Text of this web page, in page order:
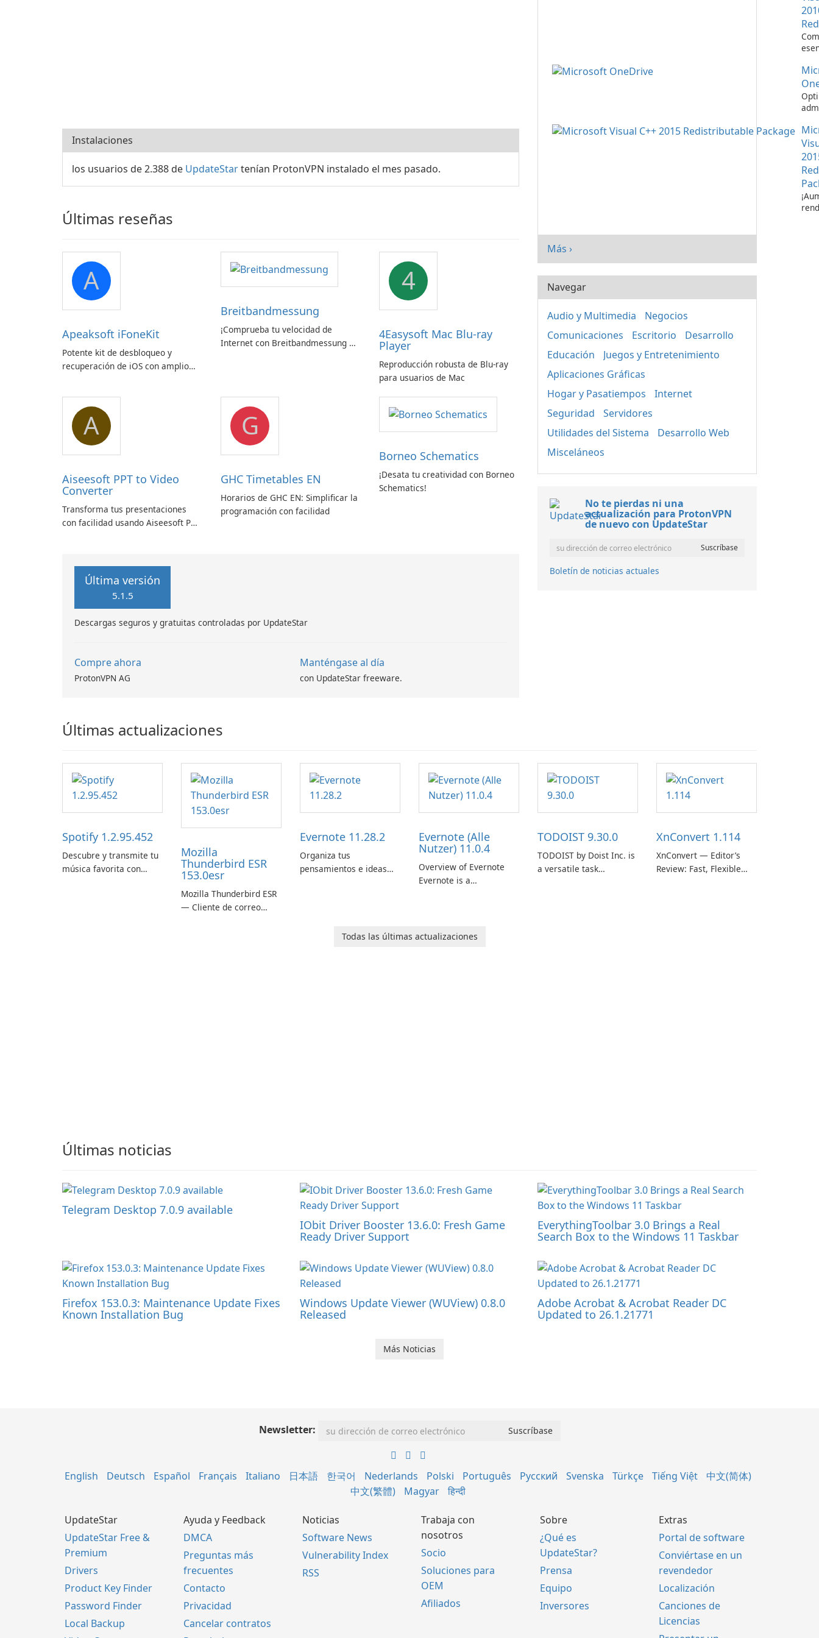
Instalaciones
los usuarios de 2.388 de UpdateStartenían ProtonVPN instalado el mes pasado.
Últimas reseñas
A
Apeaksoft iFoneKit
Potente kit de desbloqueo y
recuperación de iOS con amplio
Breitbandmessung
¡Comprueba tu velocidad de
Internet con Breitbandmessung de
4
4Easysoft Mac Blu-ray
Player
Reproducción robusta de Blu-ray
para usuarios de Mac
A
Aiseesoft PPT to Video
Converter
Transforma tus presentaciones
con facilidad usando Aiseesoft PPT
G
GHC Timetables EN
Horarios de GHC EN: Simplificar la
programación con facilidad
Borneo Schematics
¡Desata tu creatividad con Borneo
Schematics!
Última versión
5.1.5
Descargas seguros y gratuitas controladas por UpdateStar
Compre ahora
ProtonVPN AG
Manténgase al día
con UpdateStar freeware.
Más ›
Navegar
Audio y Multimedia
Negocios
Comunicaciones
Escritorio
Desarrollo
Educación
Juegos y Entretenimiento
Aplicaciones Gráficas
Hogar y Pasatiempos
Internet
Seguridad
Servidores
Utilidades del Sistema
Desarrollo Web
Misceláneos
No te pierdas ni una
actualización para ProtonVPN
de nuevo con UpdateStar
Boletín de noticias actuales
Últimas actualizaciones
Spotify 1.2.95.452
Descubre y transmite tu
música favorita con
Mozilla
Thunderbird ESR
153.0esr
Mozilla Thunderbird ESR
— Cliente de correo
Evernote 11.28.2
Organiza tus
pensamientos e ideas
Evernote (Alle
Nutzer) 11.0.4
Overview of Evernote
Evernote is a
help users capture,
TODOIST 9.30.0
TODOIST by Doist Inc. is
a versatile task
XnConvert 1.114
XnConvert — Editor’s
Review: Fast, Flexible
Todas las últimas actualizaciones
Últimas noticias
Telegram Desktop 7.0.9 available
IObit Driver Booster 13.6.0: Fresh Game
Ready Driver Support
EverythingToolbar 3.0 Brings a Real
Search Box to the Windows 11 Taskbar
Firefox 153.0.3: Maintenance Update Fixes
Known Installation Bug
Windows Update Viewer (WUView) 0.8.0
Released
Adobe Acrobat & Acrobat Reader DC
Updated to 26.1.21771
Más Noticias
Newsletter:
English Deutsch Español Français Italiano 日本語 한국어 Nederlands Polski Português Русский Svenska Türkçe Tiếng Việt
中文(简体)
中文(繁體)
Magyar हिन्दी
UpdateStar
UpdateStar Free &
Premium
Drivers
Product Key Finder
Password Finder
Local Backup
Ayuda y Feedback
DMCA
Preguntas más
frecuentes
Contacto
Privacidad
Cancelar contratos
Noticias
Software News
Vulnerability Index
RSS
Trabaja con
nosotros
Socio
Soluciones para
OEM
Afiliados
Sobre
¿Qué es
UpdateStar?
Prensa
Equipo
Inversores
Extras
Portal de software
Conviértase en un
revendedor
Localización
Canciones de
Licencias